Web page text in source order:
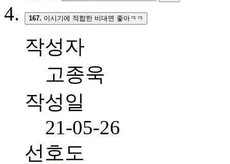
167. 이시기에 적합한 비대면 좋아ㅋㅋ
작성자
고종욱
작성일
21-05-26
선호도